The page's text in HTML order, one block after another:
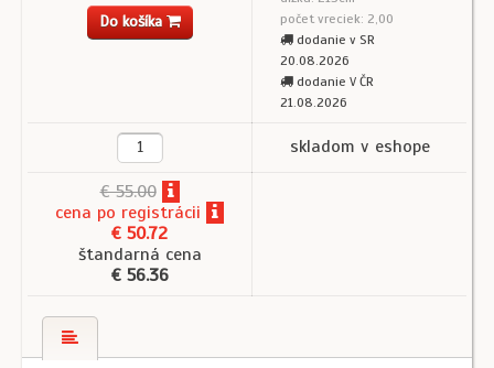
Do košíka
počet vreciek: 2,00
dodanie v SR
20.08.2026
dodanie V ČR
21.08.2026
skladom v eshope
€ 55.00
cena po registrácii
€ 50.72
štandarná cena
€ 56.36